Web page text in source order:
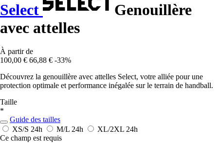
Select
Genouillère
avec attelles
À partir de
100,00 € 66,88 € -33%
Découvrez la genouillère avec attelles Select, votre alliée pour une
protection optimale et performance inégalée sur le terrain de handball.
Taille
*
Guide des tailles
XS/S 24h M/L 24h XL/2XL 24h
Ce champ est requis